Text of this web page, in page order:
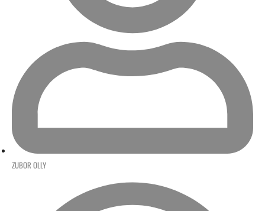
ZUBOR OLLY